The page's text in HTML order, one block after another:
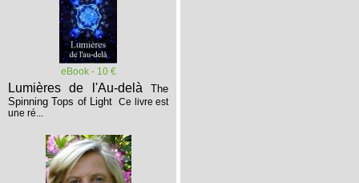
eBook - 10 €
Lumières de l'Au-delà The
Spinning Tops of Light Ce livre est
une ré...